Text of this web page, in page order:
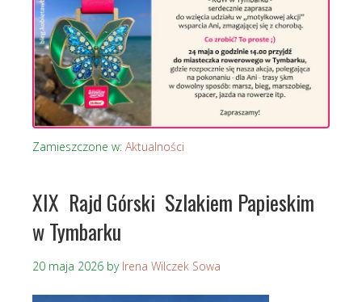
Zamieszczone w: Aktualności
XIX Rajd Górski Szlakiem Papieskim
w Tymbarku
20 maja 2026 by Irena Wilczek Sowa